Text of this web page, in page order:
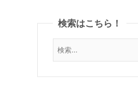
検索はこちら！